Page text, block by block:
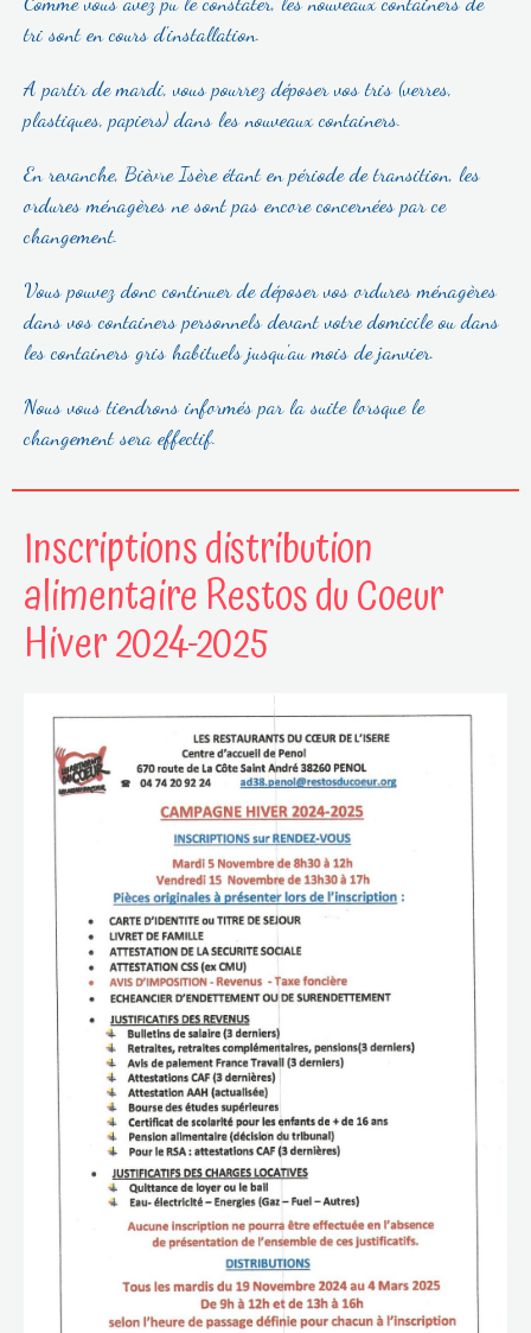
tri sont en cours d'installation.
A partir de mardi, vous pourrez déposer vos tris (verres,
plastiques, papiers) dans les nouveaux containers.
En revanche, Bièvre Isère étant en période de transition, les
ordures ménagères ne sont pas encore concernées par ce
changement.
Vous pouvez donc continuer de déposer vos ordures ménagères
dans vos containers personnels devant votre domicile ou dans
les containers gris habituels jusqu'au mois de janvier.
Nous vous tiendrons informés par la suite lorsque le
changement sera effectif.
Inscriptions distribution
alimentaire Restos du Coeur
Hiver 2024-2025